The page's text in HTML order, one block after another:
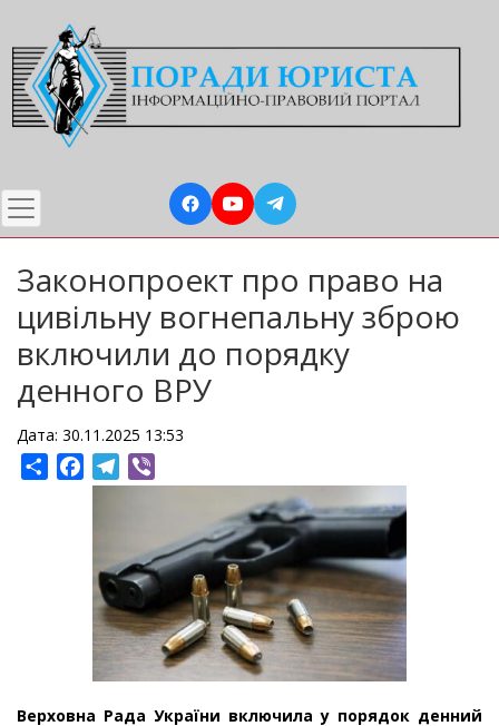
до
основного
вмісту
Законопроект про право на
цивільну вогнепальну зброю
включили до порядку
денного ВРУ
Дата: 30.11.2025 13:53
ShareFacebookTelegram
Верховна Рада України включила у порядок денний